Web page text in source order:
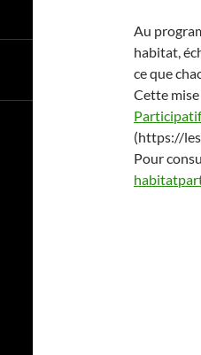
Au
habitat,
ce que
Cette
(https://
Pour